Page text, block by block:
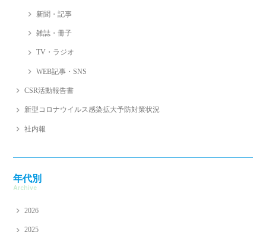
新聞・記事
雑誌・冊子
TV・ラジオ
WEB記事・SNS
CSR活動報告書
新型コロナウイルス感染拡大予防対策状況
社内報
年代別
Archive
2026
2025